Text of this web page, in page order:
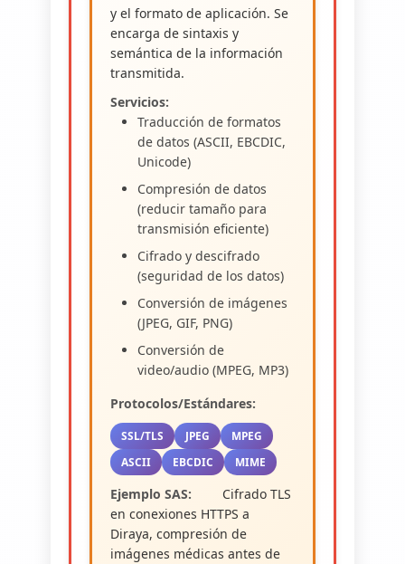
y el formato de aplicación. Se
encarga de sintaxis y
semántica de la información
transmitida.
Servicios:
Traducción de formatos
de datos (ASCII, EBCDIC,
Unicode)
Compresión de datos
(reducir tamaño para
transmisión eficiente)
Cifrado y descifrado
(seguridad de los datos)
Conversión de imágenes
(JPEG, GIF, PNG)
Conversión de
video/audio (MPEG, MP3)
Protocolos/Estándares:
SSL/TLS JPEG
MPEG
ASCII
EBCDIC MIME
Ejemplo SAS:
Cifrado TLS
en conexiones HTTPS a
Diraya, compresión de
imágenes médicas antes de